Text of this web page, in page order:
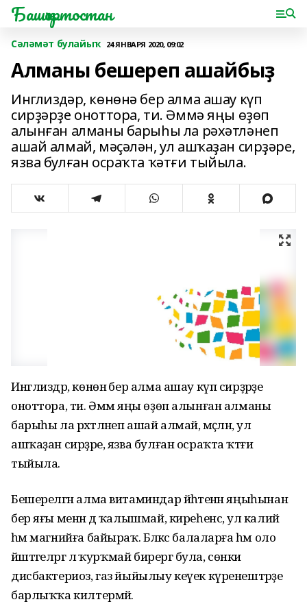
Башҡортостан
Сәләмәт булайыҡ 24 ЯНВАРЯ 2020, 09:02
Алманы бешереп ашайбыҙ
Инглиздәр, көнөнә бер алма ашау күп
сирҙәрҙе оноттора, ти. Әммә яңы өҙөп
алынған алманы барыһы ла рәхәтләнеп
ашай алмай, мәҫәлән, ул ашҡаҙан сирҙәре,
язва булған осраҡта ҡәтғи тыйыла.
Инглиздәр, көнөнә бер алма ашау күп сирҙәрҙе
оноттора, ти. Әммә яңы өҙөп алынған алманы
барыһы ла рәхәтләнеп ашай алмай, мәҫәлән, ул
ашҡаҙан сирҙәре, язва булған осраҡта ҡәтғи
тыйыла.
Бешерелгән алма витаминдар йәһәтенән яңыһынан
бер яғы менән дә ҡалышмай, киреһенсә, ул калий
һәм магнийға байыраҡ. Бәләкәс балаларға һәм оло
йәштәгеләргә лә ҡурҡмай бирергә була, сөнки
дисбактериоз, газ йыйылыу кеүек күренештәрҙе
барлыҡҡа килтермәй.